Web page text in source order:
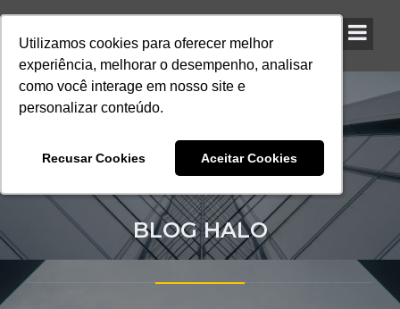
Utilizamos cookies para oferecer melhor
experiência, melhorar o desempenho, analisar
como você interage em nosso site e
personalizar conteúdo.
Recusar Cookies Aceitar Cookies
Utilizamos cookies para oferecer melhor
experiência, melhorar o desempenho, analisar
como você interage em nosso site e
personalizar conteúdo.
Recusar Cookies Aceitar Cookies
Utilizamos cookies para oferecer melhor
experiência, melhorar o desempenho, analisar
como você interage em nosso site e
personalizar conteúdo.
Recusar Cookies Aceitar Cookies
BLOG HALO